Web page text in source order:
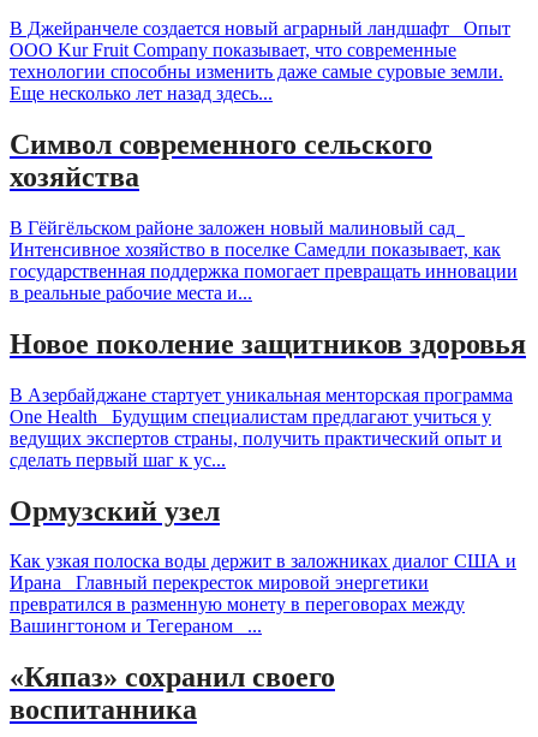
В Джейранчеле создается новый аграрный ландшафт Опыт
ООО Kur Fruit Company показывает, что современные
технологии способны изменить даже самые суровые земли.
Еще несколько лет назад здесь...
Символ современного сельского
хозяйства
В Гёйгёльском районе заложен новый малиновый сад
Интенсивное хозяйство в поселке Самедли показывает, как
государственная поддержка помогает превращать инновации
в реальные рабочие места и...
Новое поколение защитников здоровья
В Азербайджане стартует уникальная менторская программа
One Health Будущим специалистам предлагают учиться у
ведущих экспертов страны, получить практический опыт и
сделать первый шаг к ус...
Ормузский узел
Как узкая полоска воды держит в заложниках диалог США и
Ирана Главный перекресток мировой энергетики
превратился в разменную монету в переговорах между
Вашингтоном и Тегераном ...
«Кяпаз» сохранил своего
воспитанника